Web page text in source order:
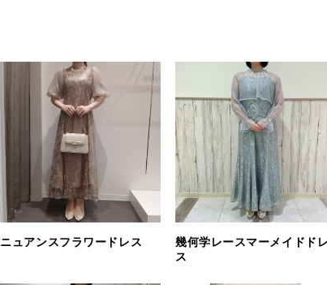
ニュアンスフラワードレス
幾何学レースマーメイドドレ
ス